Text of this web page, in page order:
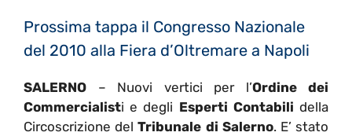
Prossima tappa il Congresso Nazionale
del 2010 alla Fiera d’Oltremare a Napoli
SALERNO – Nuovi vertici per l’Ordine dei
Commercialisti e degli Esperti Contabilidella
Circoscrizione delTribunale di Salerno. E’ stato